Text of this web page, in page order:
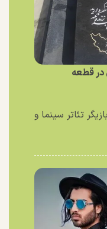
در قطعه
تئاتر سینما و